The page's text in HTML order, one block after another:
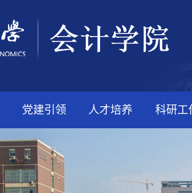
党建引领 人才培养 科研工